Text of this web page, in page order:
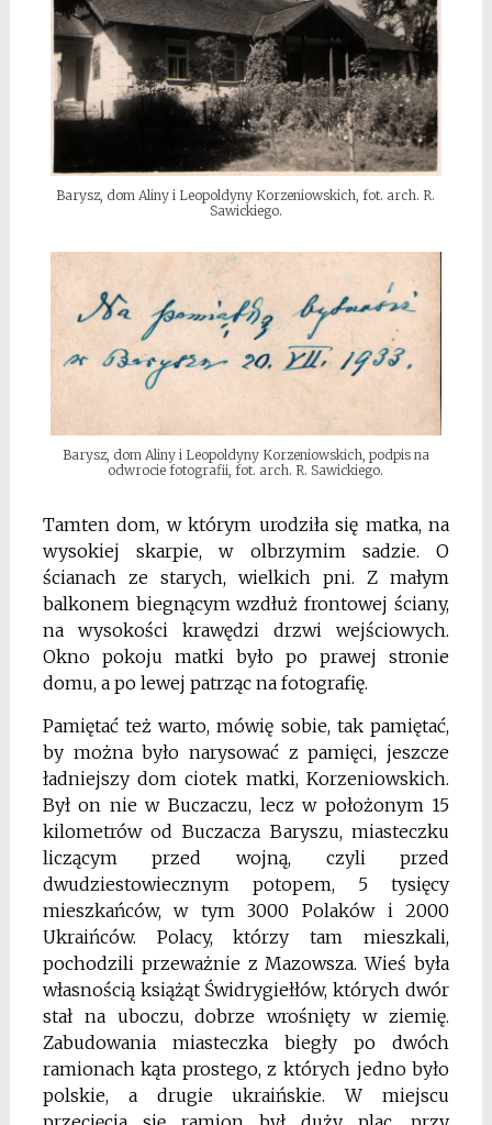
Barysz, dom Aliny i Leopoldyny Korzeniowskich, fot. arch. R.
Sawickiego.
Barysz, dom Aliny i Leopoldyny Korzeniowskich, podpis na
odwrocie fotografii, fot. arch. R. Sawickiego.
Tamten dom, w którym urodziła się matka, na
wysokiej skarpie, w olbrzymim sadzie. O
ścianach ze starych, wielkich pni. Z małym
balkonem biegnącym wzdłuż frontowej ściany,
na wysokości krawędzi drzwi wejściowych.
Okno pokoju matki było po prawej stronie
domu, a po lewej patrząc na fotografię.
Pamiętać też warto, mówię sobie, tak pamiętać,
by można było narysować z pamięci, jeszcze
ładniejszy dom ciotek matki, Korzeniowskich.
Był on nie w Buczaczu, lecz w położonym 15
kilometrów od Buczacza Baryszu, miasteczku
liczącym przed wojną, czyli przed
dwudziestowiecznym potopem, 5 tysięcy
mieszkańców, w tym 3000 Polaków i 2000
Ukraińców. Polacy, którzy tam mieszkali,
pochodzili przeważnie z Mazowsza. Wieś była
własnością książąt Świdrygiełłów, których dwór
stał na uboczu, dobrze wrośnięty w ziemię.
Zabudowania miasteczka biegły po dwóch
ramionach kąta prostego, z których jedno było
polskie, a drugie ukraińskie. W miejscu